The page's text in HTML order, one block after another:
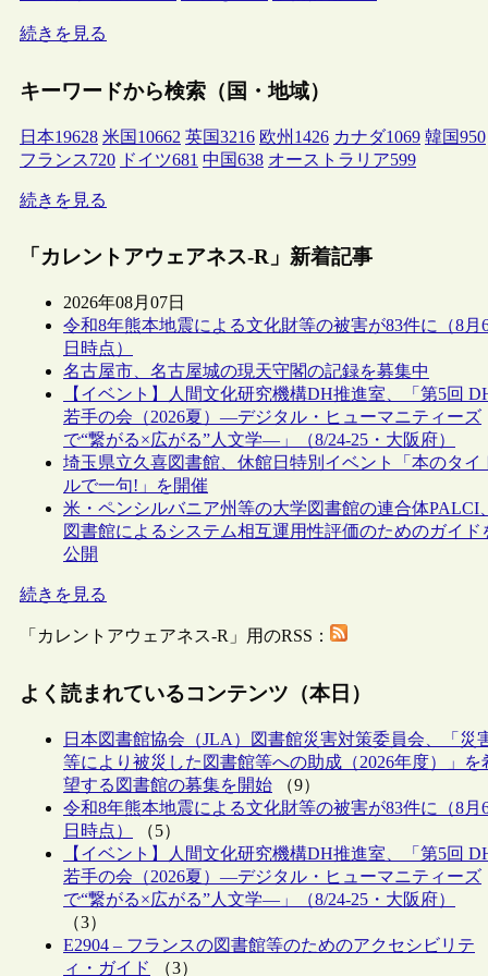
続きを見る
キーワードから検索（国・地域）
日本19628 米国 10662 英国3216 欧州 1426 カナダ1069 韓国950
フランス720 ドイツ681 中国638 オーストラリア599
続きを見る
「カレントアウェアネス-R」新着記事
2026年08月07日
令和8年熊本地震による文化財等の被害が83件に（8月
日時点）
名古屋市、名古屋城の現天守閣の記録を募集中
【イベント】人間文化研究機構DH推進室、「第5回
若手の会（2026夏）―デジタル・ヒューマニティーズ
で“繋がる×広がる”人文学―」（8/24-25・大阪府）
埼玉県立久喜図書館、休館日特別イベント「本のタイ
ルで一句!」を開催
米・ペンシルバニア州等の大学図書館の連合体PALCI、
図書館によるシステム相互運用性評価のためのガイド
公開
続きを見る
「カレントアウェアネス-R」用のRSS：
よく読まれているコンテンツ（本日）
日本図書館協会（JLA）図書館災害対策委員会、「災
等により被災した図書館等への助成（2026年度）」を
望する図書館の募集を開始 （9）
令和8年熊本地震による文化財等の被害が83件に（8月
日時点）
（5）
【イベント】人間文化研究機構DH推進室、「第5回
若手の会（2026夏）―デジタル・ヒューマニティーズ
で“繋がる×広がる”人文学―」（8/24-25・大阪府）
（3）
E2904 – フランスの図書館等のためのアクセシビリテ
ィ・ガイド
（3）